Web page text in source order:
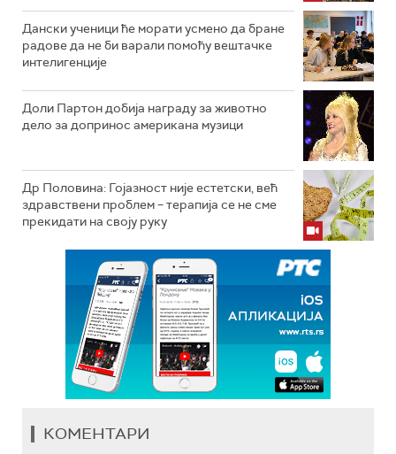
Дански ученици ће морати усмено да бране
радове да не би варали помоћу вештачке
интелигенције
Доли Партон добија награду за животно
дело за допринос американа музици
Др Половина: Гојазност није естетски, већ
здравствени проблем – терапија се не сме
прекидати на своју руку
КОМЕНТАРИ